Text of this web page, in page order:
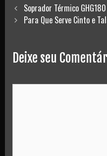
Post
navigation
Soprador Térmico
Para Que Serve Cinto e
Deixe seu